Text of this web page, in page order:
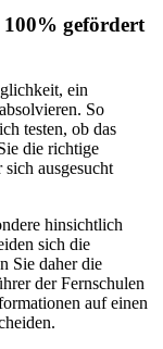
gefördert
ein
So
testen, ob das
die richtige
ausgesucht
hinsichtlich
sich die
Sie daher die
der Fernschulen
auf einen